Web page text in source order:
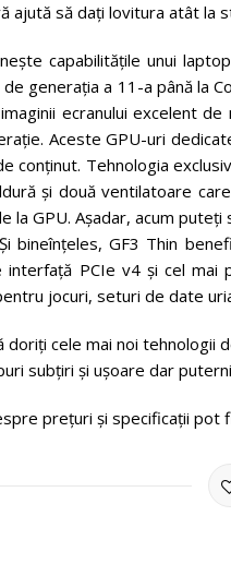
ajută să dați lovitura atât la
capabilitățile unui
generația a 11-a până la
ecranului excelent
Aceste GPU-uri
conținut. Tehnologia
și două ventilatoare
la GPU. Așadar, acum
bineînțeles, GF3 Thin
interfață PCIe v4 și cel
jocuri, seturi de date
doriți cele mai noi
subțiri și ușoare dar
prețuri și specificații pot